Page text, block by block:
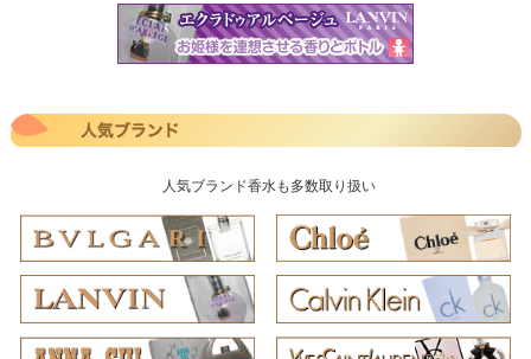
人気ブランド香水も多数取り扱い